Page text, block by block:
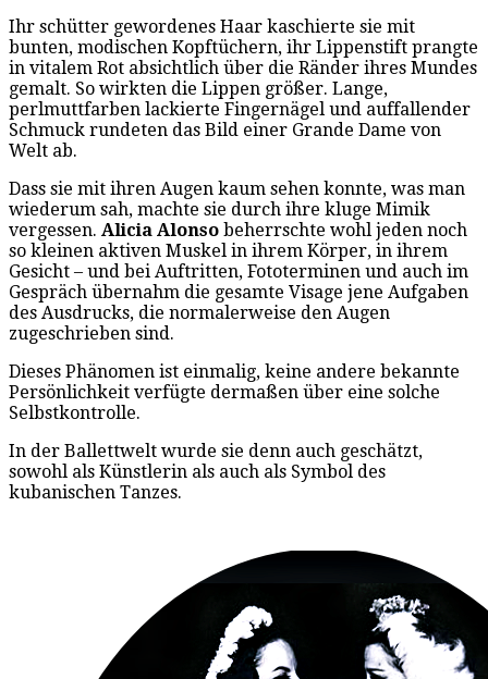
Ihr schütter gewordenes Haar kaschierte sie mit
bunten, modischen Kopftüchern, ihr Lippenstift prangte
in vitalem Rot absichtlich über die Ränder ihres Mundes
gemalt. So wirkten die Lippen größer. Lange,
perlmuttfarben lackierte Fingernägel und auffallender
Schmuck rundeten das Bild einer Grande Dame von
Welt ab.
Dass sie mit ihren Augen kaum sehen konnte, was man
wiederum sah, machte sie durch ihre kluge Mimik
vergessen. Alicia Alonso beherrschte wohl jeden noch
so kleinen aktiven Muskel in ihrem Körper, in ihrem
Gesicht – und bei Auftritten, Fototerminen und auch im
Gespräch übernahm die gesamte Visage jene Aufgaben
des Ausdrucks, die normalerweise den Augen
zugeschrieben sind.
Dieses Phänomen ist einmalig, keine andere bekannte
Persönlichkeit verfügte dermaßen über eine solche
Selbstkontrolle.
In der Ballettwelt wurde sie denn auch geschätzt,
sowohl als Künstlerin als auch als Symbol des
kubanischen Tanzes.